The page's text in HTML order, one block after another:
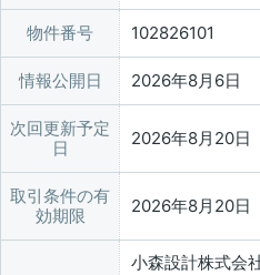
物件番号 102826101
情報公開日 2026年8月6日
次回更新予定
日
2026年8月20日
取引条件の有
効期限
2026年8月20日
小森設計株式会